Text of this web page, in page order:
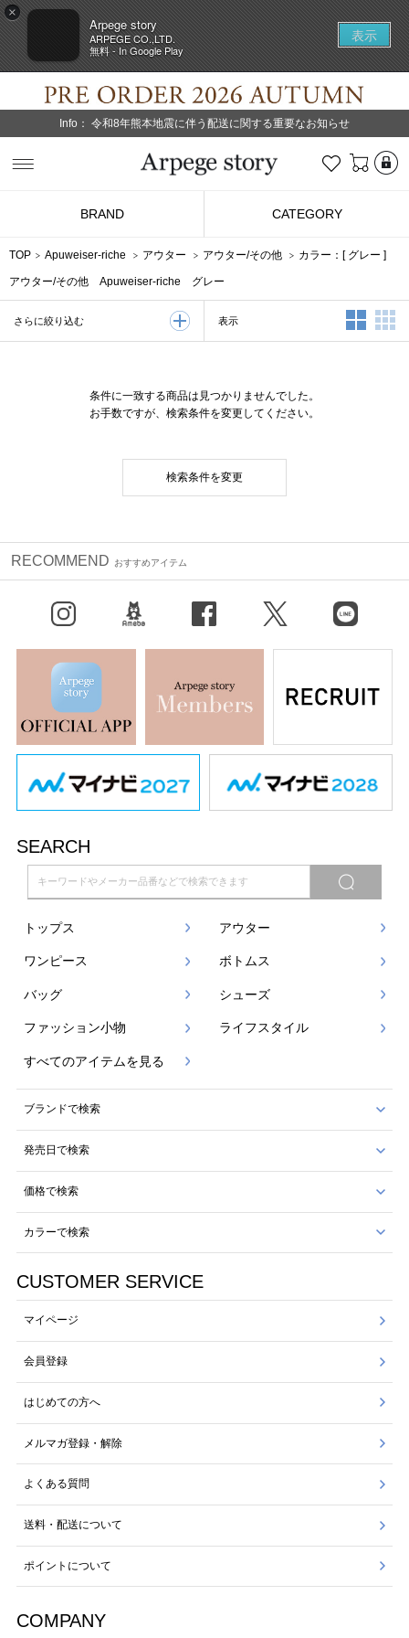
×
Arpege story
ARPEGE CO.,LTD.
無料 - In Google Play
表示
Info： 令和8年熊本地震に伴う配送に関する重要なお知らせ
お気に入り
BRAND CATEGORY
TOP Apuweiser-riche アウター アウター/その他 カラー：[ グレー ]
アウター/その他 Apuweiser-riche グレー
さらに絞り込む 表示 2列表示
条件に一致する商品は見つかりませんでした。
お手数ですが、検索条件を変更してください。
検索条件を変更
RECOMMEND おすすめアイテム
X（旧Twitter） LINE
SEARCH
トップス アウター
ワンピース ボトムス
バッグ シューズ
ファッション小物 ライフスタイル
すべてのアイテムを見る
ブランドで検索
発売日で検索
価格で検索
カラーで検索
CUSTOMER SERVICE
マイページ
会員登録
はじめての方へ
メルマガ登録・解除
よくある質問
送料・配送について
ポイントについて
COMPANY